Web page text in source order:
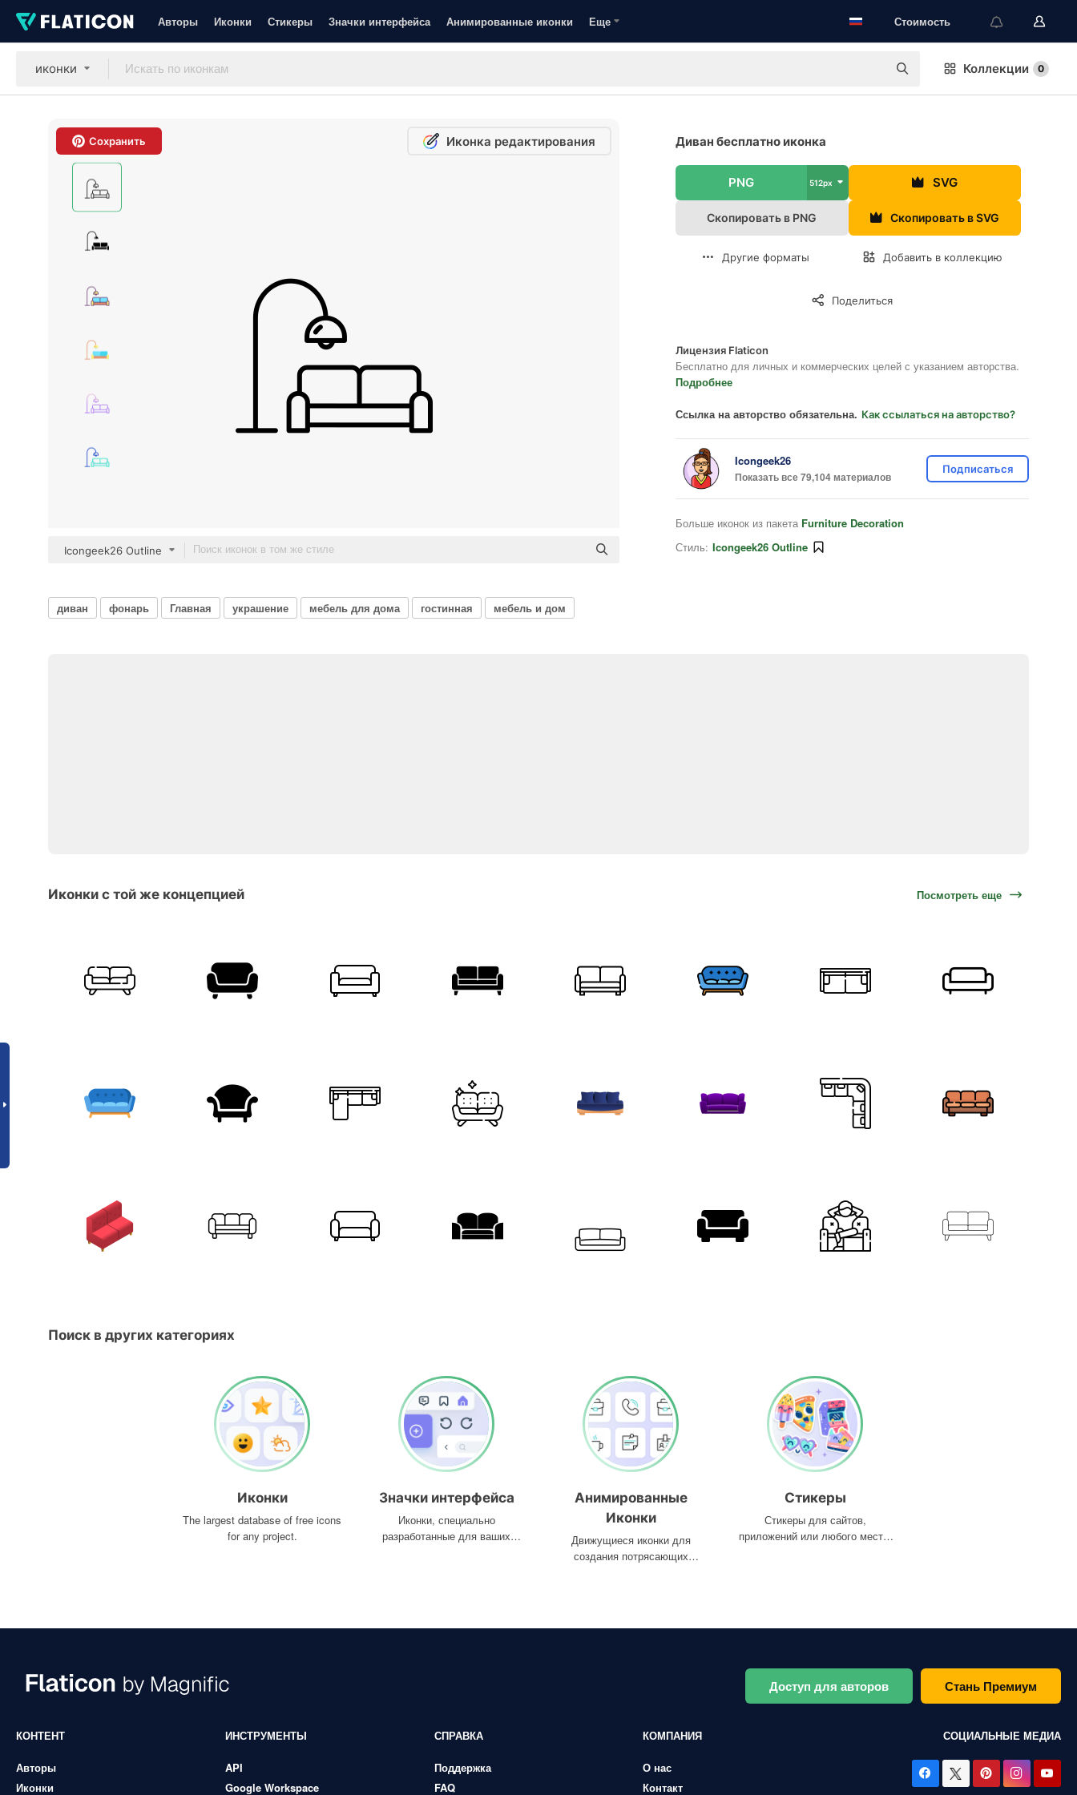
Авторы Иконки Стикеры Значки интерфейса Анимированные иконки Еще Стоимость
иконки Коллекции 0
Сохранить Иконка редактирования
Icongeek26 Outline
Диван бесплатно иконка
PNG 512px SVG
Скопировать в PNG Скопировать в SVG
Другие форматы Добавить в коллекцию
Поделиться
Лицензия Flaticon
Бесплатно для личных и коммерческих целей с указанием авторства.
Подробнее
Ссылка на авторство обязательна. Как ссылаться на авторство?
Icongeek26
Показать все 79,104 материалов
Подписаться
Больше иконок из пакета Furniture Decoration
Стиль: Icongeek26 Outline
диван фонарь Главная украшение мебель для дома гостинная мебель и дом
Иконки с той же концепцией Посмотреть еще
Поиск в других категориях
Иконки
The largest database of free icons
for any project.
Значки интерфейса
Иконки, специально
разработанные для ваших
Анимированные
Иконки
Движущиеся иконки для
создания потрясающих
Стикеры
Стикеры для сайтов,
приложений или любого места,
Доступ для авторов Стань Премиум
КОНТЕНТ
Авторы
Иконки
ИНСТРУМЕНТЫ
API
Google Workspace
СПРАВКА
Поддержка
FAQ
КОМПАНИЯ
О нас
Контакт
СОЦИАЛЬНЫЕ МЕДИА